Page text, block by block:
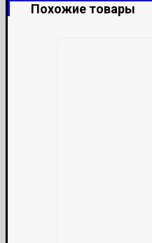
Похожие товары